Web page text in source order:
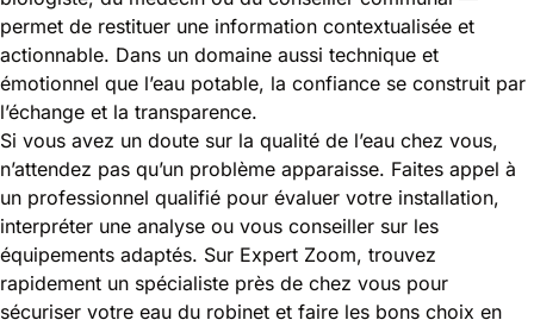
permet de restituer une information contextualisée et
actionnable. Dans un domaine aussi technique et
émotionnel que l’eau potable, la confiance se construit par
l’échange et la transparence.
Si vous avez un doute sur la qualité de l’eau chez vous,
n’attendez pas qu’un problème apparaisse. Faites appel à
un professionnel qualifié pour évaluer votre installation,
interpréter une analyse ou vous conseiller sur les
équipements adaptés. Sur Expert Zoom, trouvez
rapidement un spécialiste près de chez vous pour
sécuriser votre eau du robinet et faire les bons choix en